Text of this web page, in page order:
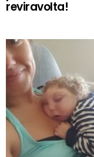
reviravolta!